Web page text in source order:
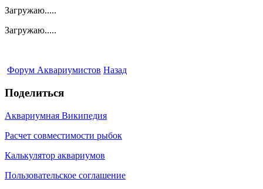
Загружаю.....
Загружаю.....
Форум Аквариумистов Назад
Поделиться
Аквариумная Википедия
Расчет совместимости рыбок
Калькулятор аквариумов
Пользовательское соглашение